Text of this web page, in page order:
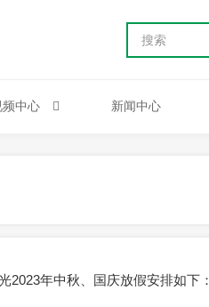
频中心 新闻中心
2023年中秋、国庆放假安排如下：